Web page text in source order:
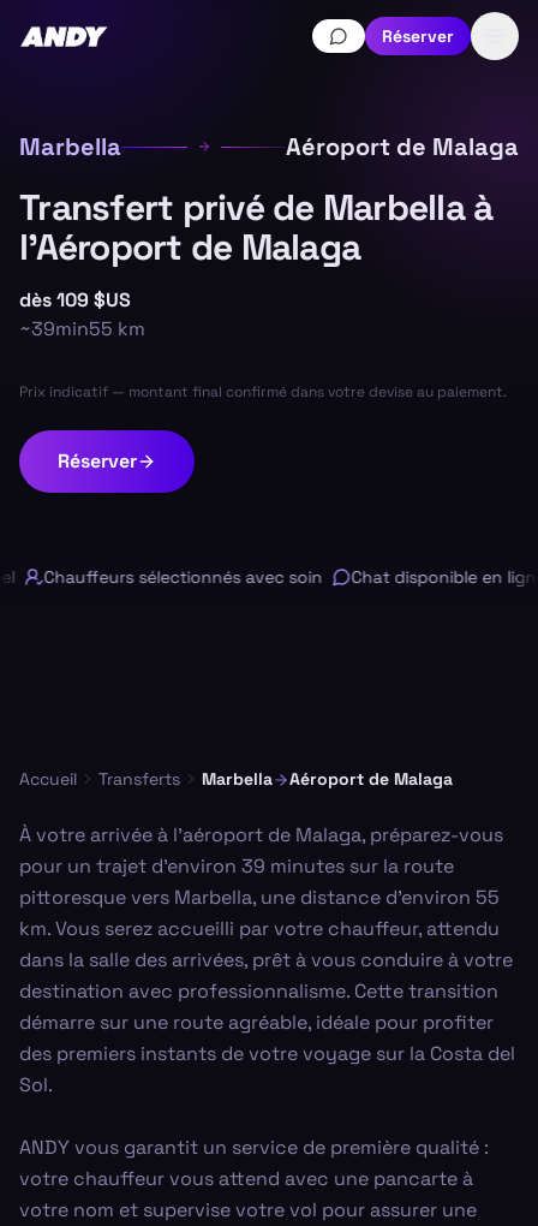
Réserver
Marbella Aéroport de Malaga
Transfert privé de Marbella à
l'Aéroport de Malaga
dès109 $US
~39min55 km
Prix indicatif — montant final confirmé dans votre devise au paiement.
Réserver
Chauffeurs sélectionnés avec soin Chat disponible en ligne
Accueil Transferts Marbella Aéroport de Malaga
À votre arrivée à l'aéroport de Malaga, préparez-vous
pour un trajet d'environ 39 minutes sur la route
pittoresque vers Marbella, une distance d'environ 55
km. Vous serez accueilli par votre chauffeur, attendu
dans la salle des arrivées, prêt à vous conduire à votre
destination avec professionnalisme. Cette transition
démarre sur une route agréable, idéale pour profiter
des premiers instants de votre voyage sur la Costa del
Sol.
ANDY vous garantit un service de première qualité :
votre chauffeur vous attend avec une pancarte à
votre nom et supervise votre vol pour assurer une